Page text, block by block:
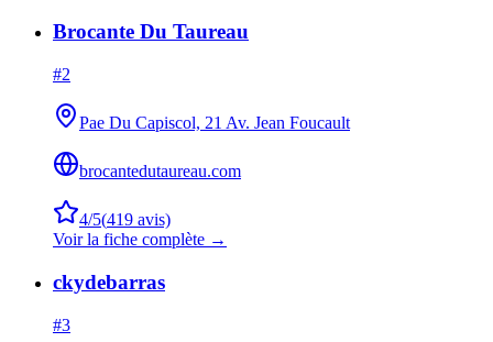
Brocante Du Taureau
#2
Pae Du Capiscol, 21 Av. Jean Foucault
brocantedutaureau.com
4/5(419 avis)
Voir la fiche complète →
ckydebarras
#3